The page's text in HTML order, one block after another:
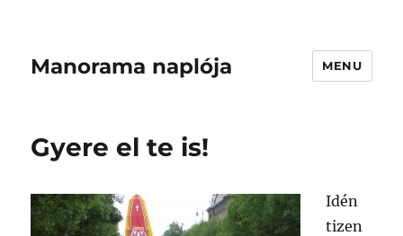
Manorama naplója MENU
Gyere el te is!
Idén
tizen